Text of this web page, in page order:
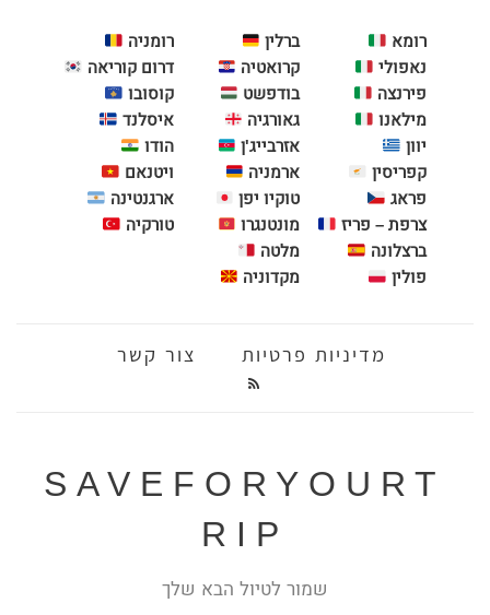
רומא
נאפולי
פירנצה
מילאנו
יוון
קפריסין
פראג
צרפת – פריז
ברצלונה
פולין
ברלין
קרואטיה
בודפשט
גאורגיה
אזרבייג'ן
ארמניה
טוקיו יפן
מונטנגרו
מלטה
מקדוניה
רומניה
דרום קוריאה
קוסובו
איסלנד
הודו
ויטנאם
ארגנטינה
טורקיה
מדיניות פרטיות צור קשר
SAVEFORYOURT
RIP
שמור לטיול הבא שלך